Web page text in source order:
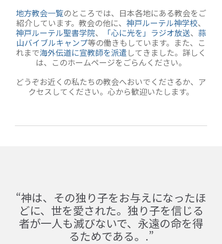
地方教会一覧のところでは、日本各地にある教会をご
紹介しています。教会の他に、 神戸ルーテル神学校、
神戸ルーテル聖書学院、 「心に光を」ラジオ放送、 蒜
山バイブルキャンプ等の働きもしています。また、こ
れまで海外伝道に宣教師を派遣 してきました。詳しく
は、このホームページをごらんください。
どうぞお近くの私たちの教会へおいでくださるか、ア
クセスしてください。心から歓迎いたします。
“神は、その独り子をお与えになったほ
どに、世を愛された。独り子を信じる
者が一人も滅びないで、永遠の命を得
るためである。.”